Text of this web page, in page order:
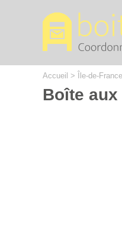
Accueil > Île-de-France
Boîte